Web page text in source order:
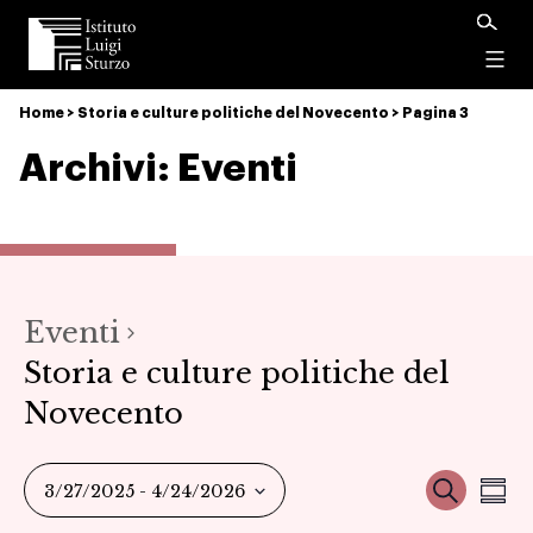
Istituto
Luigi
Sturzo
Home > Storia e culture politiche del Novecento > Pagina 3
Archivi: Eventi
Eventi
Storia e culture politiche del
Novecento
Cerca
3/27/2025 - 4/24/2026